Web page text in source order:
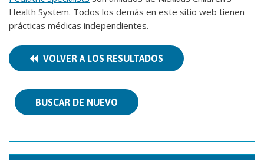
Health System. Todos los demás en este sitio web tienen
prácticas médicas independientes.
VOLVER A LOS RESULTADOS
BUSCAR DE NUEVO